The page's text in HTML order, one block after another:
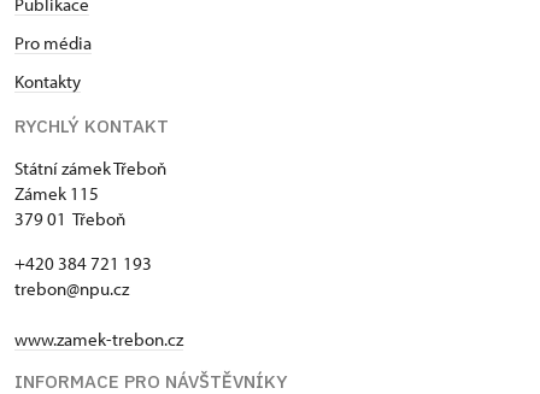
Pro média
Kontakty
RYCHLÝ KONTAKT
Státní zámek Třeboň
Zámek 115
379 01 Třeboň
+420 384 721 193
trebon@npu.cz
www.zamek-trebon.cz
INFORMACE PRO NÁVŠTĚVNÍKY